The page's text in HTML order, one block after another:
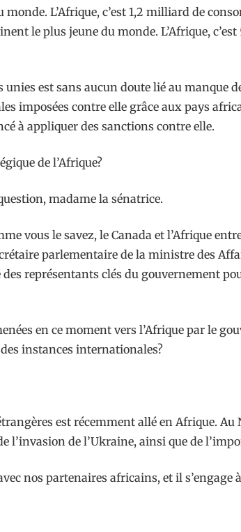
L’Afrique, c’est 1,2 milliard de
le plus jeune du monde. L’Afrique,
unies est sans aucun doute lié au manque
imposées contre elle grâce aux pays
à appliquer des sanctions contre elle.
de l’Afrique?
madame la sénatrice.
vous le savez, le Canada et l’Afrique
parlementaire de la ministre des
représentants clés du gouvernement
en ce moment vers l’Afrique par le
instances internationales?
est récemment allé en Afrique. Au
l’invasion de l’Ukraine, ainsi que de
nos partenaires africains, et il s’engage